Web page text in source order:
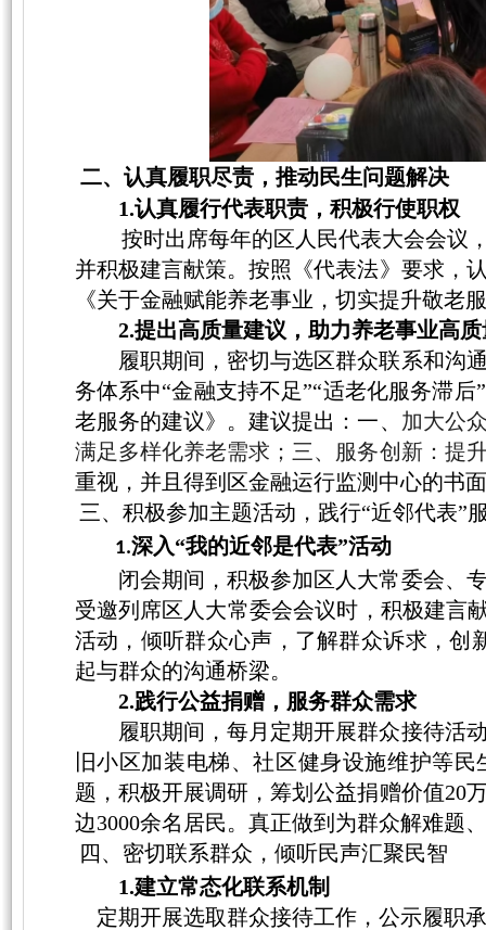
二、认真履职尽责，推动民生问题解决
1.认真履行代表职责，积极行使职权
按时出席每年的区人民代表大会会议
并积极建言献策。按照《代表法》要求，
《关于金融赋能养老事业，切实提升敬老
2.提出高质量建议，助力养老事业高
履职期间， 密切与选区群众联系和沟
务体系中“金融支持不足”“适老化服务滞
老服务的建议》。建议提出： 一、 加大公
满足多样化养老需求；三、服务创新：提
重视，并且得到 区金融运行监测中心的书
三、积极参加主题活动，践行“近邻代表”
1.深入“我的近邻是代表”活动
闭会期间， 积极参加区人大常委会、
受邀列席区人大常委会会议时，积极建言
活动，倾听群众心声，了解群众诉求，创
起与群众的沟通桥梁。
2.践行公益捐赠，服务群众需求
履职期间， 每月 定期开展群众接待活
旧小区加装电梯、社区健身设施维护等
题， 积极开展调研，筹划公益捐赠价值20
边3000余名居民。真正做到为群众解难题
四、密切联系群众，倾听民声汇聚民智
1.建立常态化联系机制
定期开展选取群众接待工作，公示履职